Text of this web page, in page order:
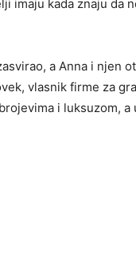
imaju kada znaju
a Anna i njen
vlasnik firme za
i luksuzom,